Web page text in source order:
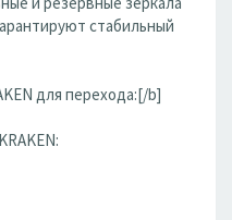
стабильный
для перехода:[/b]